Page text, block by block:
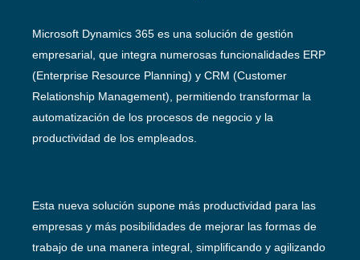
Microsoft Dynamics 365 es una solución de gestión
empresarial, que integra numerosas funcionalidades ERP
(Enterprise Resource Planning) y CRM (Customer
Relationship Management), permitiendo transformar la
automatización de los procesos de negocio y la
productividad de los empleados.
Esta nueva solución supone más productividad para las
empresas y más posibilidades de mejorar las formas de
trabajo de una manera integral, simplificando y agilizando